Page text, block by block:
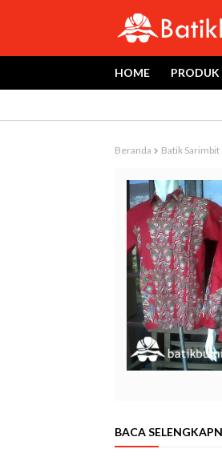
HOME
Beranda Batik Sarimbit
BACA